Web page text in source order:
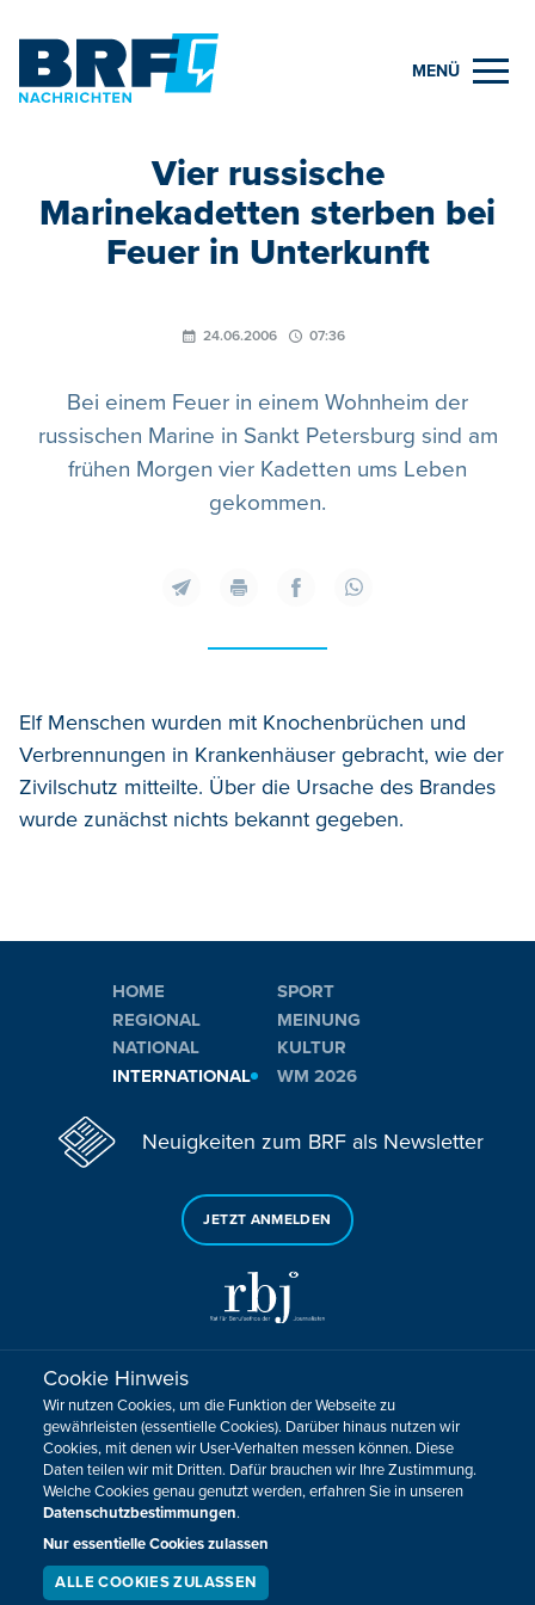
MENÜ
Vier russische
Marinekadetten sterben bei
Feuer in Unterkunft
24.06.2006 07:36
Bei einem Feuer in einem Wohnheim der
russischen Marine in Sankt Petersburg sind am
frühen Morgen vier Kadetten ums Leben
gekommen.
Elf Menschen wurden mit Knochenbrüchen und
Verbrennungen in Krankenhäuser gebracht, wie der
Zivilschutz mitteilte. Über die Ursache des Brandes
wurde zunächst nichts bekannt gegeben.
HOME
REGIONAL
NATIONAL
INTERNATIONAL
SPORT
MEINUNG
KULTUR
WM 2026
Neuigkeiten zum BRF als Newsletter
JETZT ANMELDEN
Sie haben noch Fragen oder Anmerkungen?
KONTAKTIEREN SIE UNS!
Impressum Datenschutz Kontakt
Barrierefreiheit
Cookie-Zustimmung anpassen
Design, Konzept & Programmierung:
Cookie Hinweis
Wir nutzen Cookies, um die Funktion der Webseite zu
gewährleisten (essentielle Cookies). Darüber hinaus nutzen wir
Cookies, mit denen wir User-Verhalten messen können. Diese
Daten teilen wir mit Dritten. Dafür brauchen wir Ihre Zustimmung.
Welche Cookies genau genutzt werden, erfahren Sie in unseren
Datenschutzbestimmungen.
Nur essentielle Cookies zulassen
ALLE COOKIES ZULASSEN
LIVESTREAM